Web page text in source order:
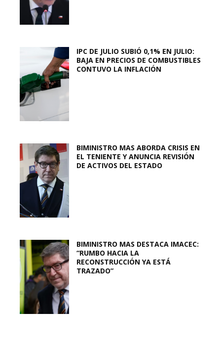
IPC DE JULIO SUBIÓ 0,1% EN JULIO:
BAJA EN PRECIOS DE COMBUSTIBLES
CONTUVO LA INFLACIÓN
BIMINISTRO MAS ABORDA CRISIS EN
EL TENIENTE Y ANUNCIA REVISIÓN
DE ACTIVOS DEL ESTADO
BIMINISTRO MAS DESTACA IMACEC:
“RUMBO HACIA LA
RECONSTRUCCIÓN YA ESTÁ
TRAZADO”